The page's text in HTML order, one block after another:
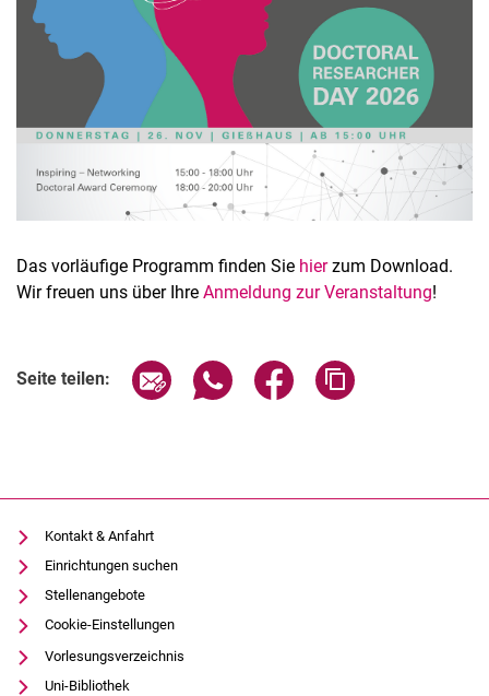
Das vorläufige Programm finden Sie hierzum Download.
Wir freuen uns über Ihre Anmeldung zur Veranstaltung!
Seite teilen: Seite über E-Mail teilen
Seite über WhatsApp teilen
Seite über Facebook
Kontakt & Anfahrt
Einrichtungen suchen
Stellenangebote
Cookie-Einstellungen
Vorlesungsverzeichnis
Uni-Bibliothek